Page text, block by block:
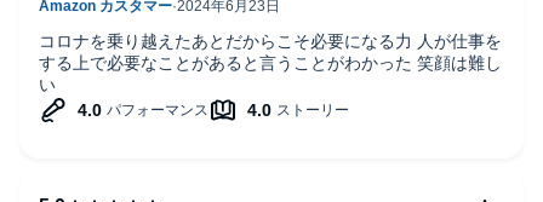
コロナを乗り越えたあとだからこそ必要になる力 人が仕事を
する上で必要なことがあると言うことがわかった 笑顔は難し
い